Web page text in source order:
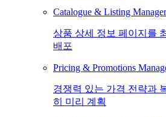
Catalogue & Listing
상품 상세 정보 페이지를
배포
Pricing & Promotions
경쟁력 있는 가격 전략과
히 미리 계획